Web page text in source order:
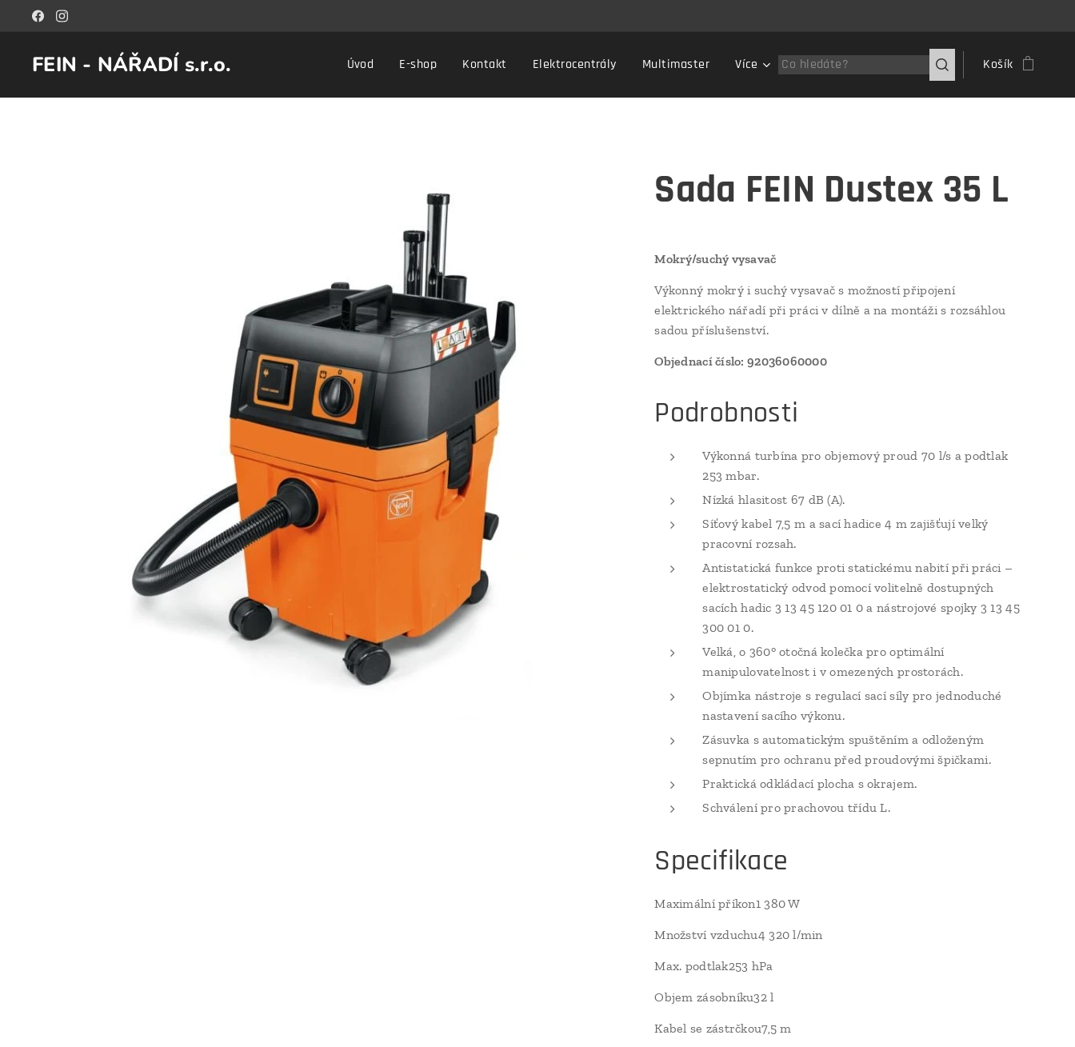
FEIN - NÁŘADÍ s.r.o. Úvod E-shop Kontakt Elektrocentrály Multimaster Více Košík
Sada FEIN Dustex 35 L
Mokrý/suchý vysavač
Výkonný mokrý i suchý vysavač s možností připojení
elektrického nářadí při práci v dílně a na montáži s rozsáhlou
sadou příslušenství.
Objednací číslo: 92036060000
Podrobnosti
Výkonná turbína pro objemový proud 70 l/s a podtlak
253 mbar.
Nízká hlasitost 67 dB (A).
Síťový kabel 7,5 m a sací hadice 4 m zajišťují velký
pracovní rozsah.
Antistatická funkce proti statickému nabití při práci –
elektrostatický odvod pomocí volitelně dostupných
sacích hadic 3 13 45 120 01 0 a nástrojové spojky 3 13 45
300 01 0.
Velká, o 360° otočná kolečka pro optimální
manipulovatelnost i v omezených prostorách.
Objímka nástroje s regulací sací síly pro jednoduché
nastavení sacího výkonu.
Zásuvka s automatickým spuštěním a odloženým
sepnutím pro ochranu před proudovými špičkami.
Praktická odkládací plocha s okrajem.
Schválení pro prachovou třídu L.
Specifikace
Maximální příkon1 380 W
Množství vzduchu4 320 l/min
Max. podtlak253 hPa
Objem zásobníku32 l
Kabel se zástrčkou7,5 m